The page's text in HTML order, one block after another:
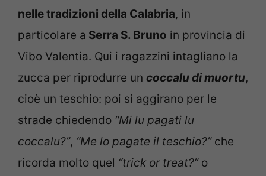
nelle tradizioni della Calabria, in
particolare a Serra S. Bruno in provincia di
Vibo Valentia. Qui i ragazzini intagliano la
zucca per riprodurre un coccalu di muortu,
cioè un teschio: poi si aggirano per le
strade chiedendo “Mi lu pagati lu
coccalu?”, “Me lo pagate il teschio?”che
ricorda molto quel “trick or treat?”o